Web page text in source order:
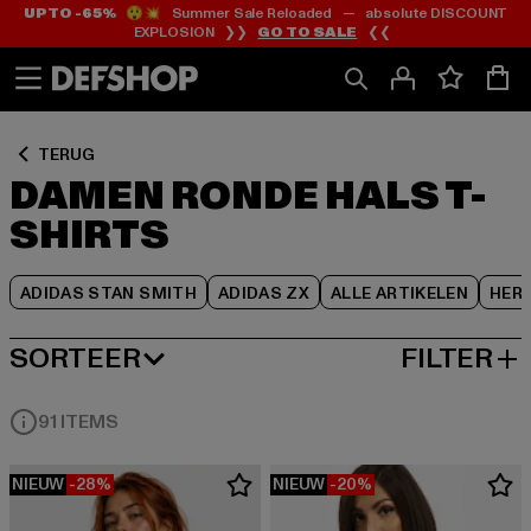
Ga
naar
Ga
naar
UP TO -65%😲💥 Summer Sale Reloaded — absolute DISCOUNT
EXPLOSION ❯❯ GO TO SALE ❮❮
TERUG
DAMEN RONDE HALS T-
SHIRTS
ADIDAS STAN SMITH ADIDAS ZX ALLE ARTIKELEN
Ga
naar
Rooster
SORTEER
MEEST POPULAIRE FILTER
91 ITEMS
NIEUW -28% NIEUW -20%